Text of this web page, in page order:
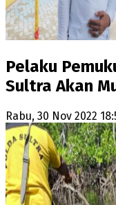
Pelaku
Sultra Akan
Rabu, 30 Nov 2022